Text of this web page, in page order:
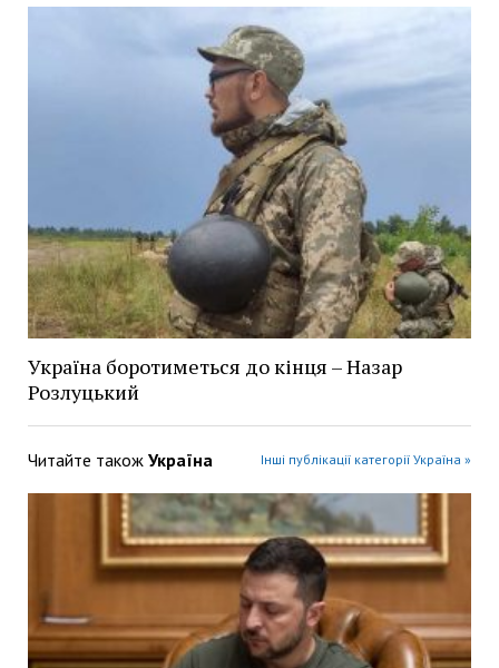
Україна боротиметься до кінця – Назар
Розлуцький
Читайте також Україна Інші публікації категорії Україна »